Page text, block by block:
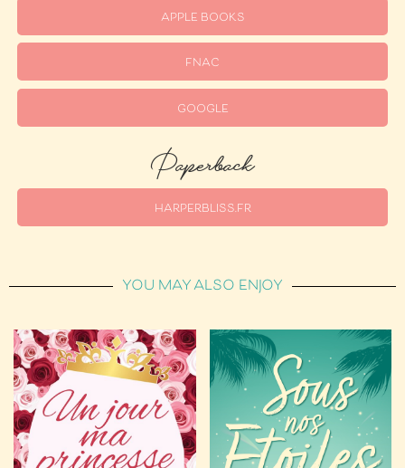
APPLE BOOKS
FNAC
GOOGLE
Paperback
HARPERBLISS.FR
YOU MAY ALSO ENJOY